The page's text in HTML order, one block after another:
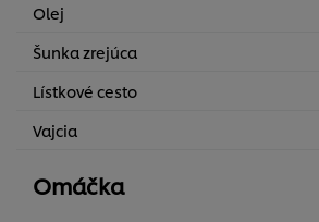
Olej
Šunka zrejúca
Lístkové cesto
Vajcia
Omáčka